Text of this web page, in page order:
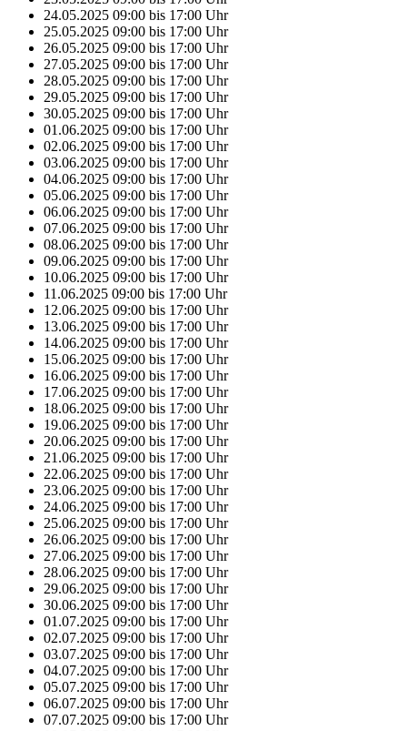
24.05.2025 09:00 bis 17:00 Uhr
25.05.2025 09:00 bis 17:00 Uhr
26.05.2025 09:00 bis 17:00 Uhr
27.05.2025 09:00 bis 17:00 Uhr
28.05.2025 09:00 bis 17:00 Uhr
29.05.2025 09:00 bis 17:00 Uhr
30.05.2025 09:00 bis 17:00 Uhr
01.06.2025 09:00 bis 17:00 Uhr
02.06.2025 09:00 bis 17:00 Uhr
03.06.2025 09:00 bis 17:00 Uhr
04.06.2025 09:00 bis 17:00 Uhr
05.06.2025 09:00 bis 17:00 Uhr
06.06.2025 09:00 bis 17:00 Uhr
07.06.2025 09:00 bis 17:00 Uhr
08.06.2025 09:00 bis 17:00 Uhr
09.06.2025 09:00 bis 17:00 Uhr
10.06.2025 09:00 bis 17:00 Uhr
11.06.2025 09:00 bis 17:00 Uhr
12.06.2025 09:00 bis 17:00 Uhr
13.06.2025 09:00 bis 17:00 Uhr
14.06.2025 09:00 bis 17:00 Uhr
15.06.2025 09:00 bis 17:00 Uhr
16.06.2025 09:00 bis 17:00 Uhr
17.06.2025 09:00 bis 17:00 Uhr
18.06.2025 09:00 bis 17:00 Uhr
19.06.2025 09:00 bis 17:00 Uhr
20.06.2025 09:00 bis 17:00 Uhr
21.06.2025 09:00 bis 17:00 Uhr
22.06.2025 09:00 bis 17:00 Uhr
23.06.2025 09:00 bis 17:00 Uhr
24.06.2025 09:00 bis 17:00 Uhr
25.06.2025 09:00 bis 17:00 Uhr
26.06.2025 09:00 bis 17:00 Uhr
27.06.2025 09:00 bis 17:00 Uhr
28.06.2025 09:00 bis 17:00 Uhr
29.06.2025 09:00 bis 17:00 Uhr
30.06.2025 09:00 bis 17:00 Uhr
01.07.2025 09:00 bis 17:00 Uhr
02.07.2025 09:00 bis 17:00 Uhr
03.07.2025 09:00 bis 17:00 Uhr
04.07.2025 09:00 bis 17:00 Uhr
05.07.2025 09:00 bis 17:00 Uhr
06.07.2025 09:00 bis 17:00 Uhr
07.07.2025 09:00 bis 17:00 Uhr